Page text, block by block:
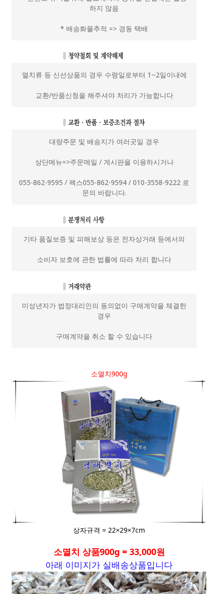
하지 않음
* 배송화물추적 => 경동 택배
멸치류 등 신선상품의 경우 수령일로부터 1~2일이내에
교환/반품신청을 해주셔야 처리가 가능합니다
대량주문 및 배송지가 여러곳일 경우
상단메뉴=>주문메일 / 게시판을 이용하시거나
055-862-9595 / 팩스055-862-9594 / 010-3558-9222 로
문의 바랍니다.
기타 품질보증 및 피해보상 등은 전자상거래 등에서의
소비자 보호에 관한 법률에 따라 처리 합니다
미성년자가 법정대리인의 동의없이 구매계약을 체결한
경우
구매계약을 취소 할 수 있습니다
소멸치900g
상자규격 = 22×29×7cm
소멸치 상품900g = 33,000원
아래 이미지가 실배송상품입니다